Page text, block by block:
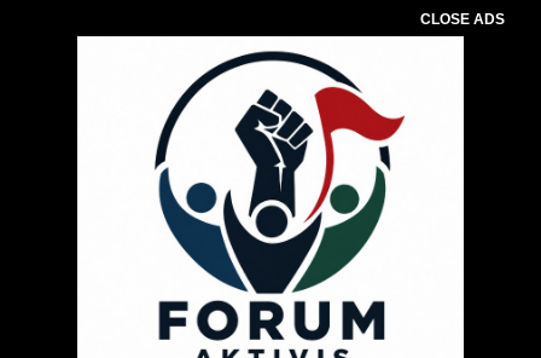
CLOSE ADS